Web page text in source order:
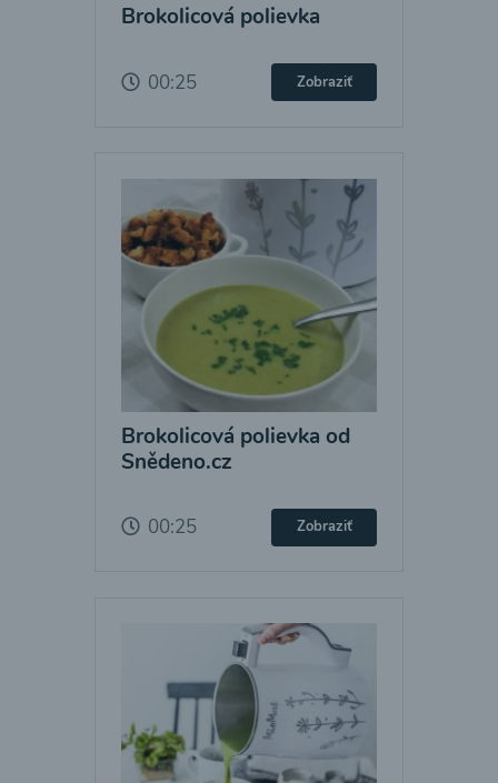
Brokolicová polievka
00:25 Zobraziť
Brokolicová polievka od
Snědeno.cz
00:25 Zobraziť